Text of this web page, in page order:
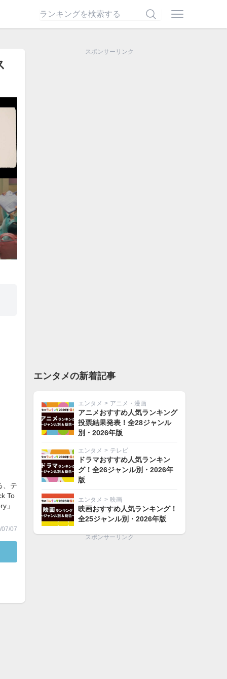
、テ
To
」
07/07
スポンサーリンク
エンタメの新着記事
エンタメ > アニメ・漫画
アニメおすすめ人気ランキング
投票結果発表！全28ジャンル
別・2026年版
エンタメ > テレビ
ドラマおすすめ人気ランキン
グ！全26ジャンル別・2026年
版
エンタメ > 映画
映画おすすめ人気ランキング！
全25ジャンル別・2026年版
スポンサーリンク